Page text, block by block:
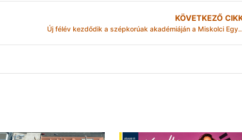
KÖVETKEZŐ
Új félév kezdődik a szépkorúak